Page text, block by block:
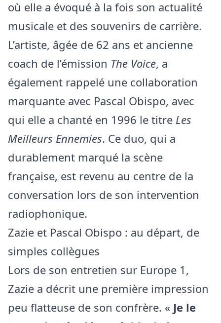
où elle a évoqué à la fois son actualité
musicale et des souvenirs de carrière.
L’artiste, âgée de 62 ans et ancienne
coach de l’émission The Voice, a
également rappelé une collaboration
marquante avec Pascal Obispo, avec
qui elle a chanté en 1996 le titre Les
Meilleurs Ennemies. Ce duo, qui a
durablement marqué la scène
française, est revenu au centre de la
conversation lors de son intervention
radiophonique.
Zazie et Pascal Obispo : au départ, de
simples collègues
Lors de son entretien sur Europe 1,
Zazie a décrit une première impression
peu flatteuse de son confrère. « Je le